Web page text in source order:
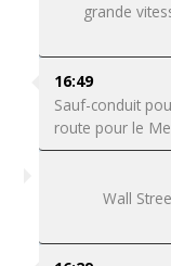
grande
16:49
Sauf-conduit
route pour le
Wall